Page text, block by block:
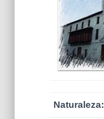
Naturaleza: